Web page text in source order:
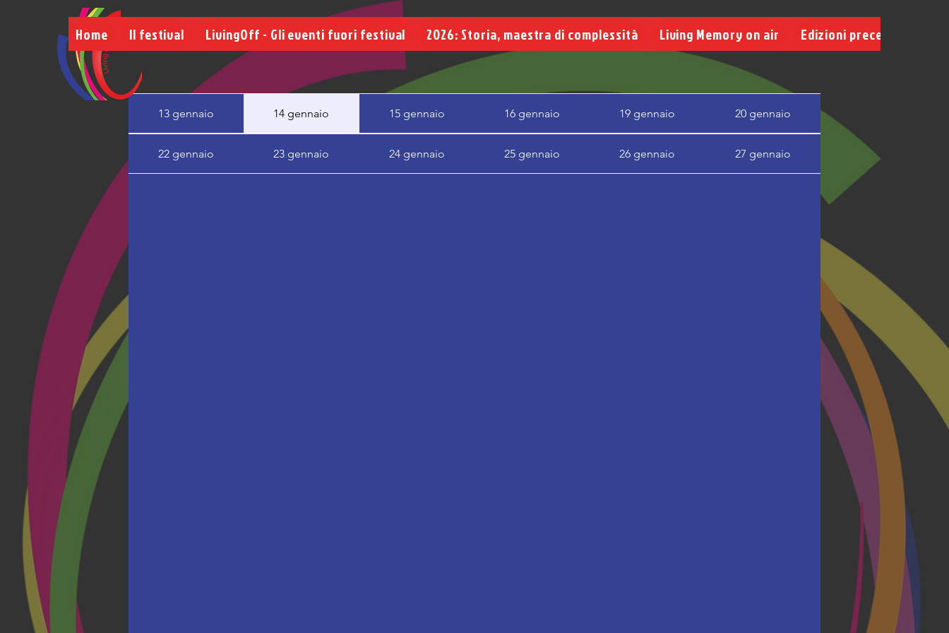
Home Il festival LivingOff - Gli eventi fuori festival 2026: Storia, maestra di complessità Living Memory on air Edizioni precedenti
13 gennaio 14 gennaio 15 gennaio 16 gennaio 19 gennaio 20 gennaio
22 gennaio 23 gennaio 24 gennaio 25 gennaio 26 gennaio 27 gennaio